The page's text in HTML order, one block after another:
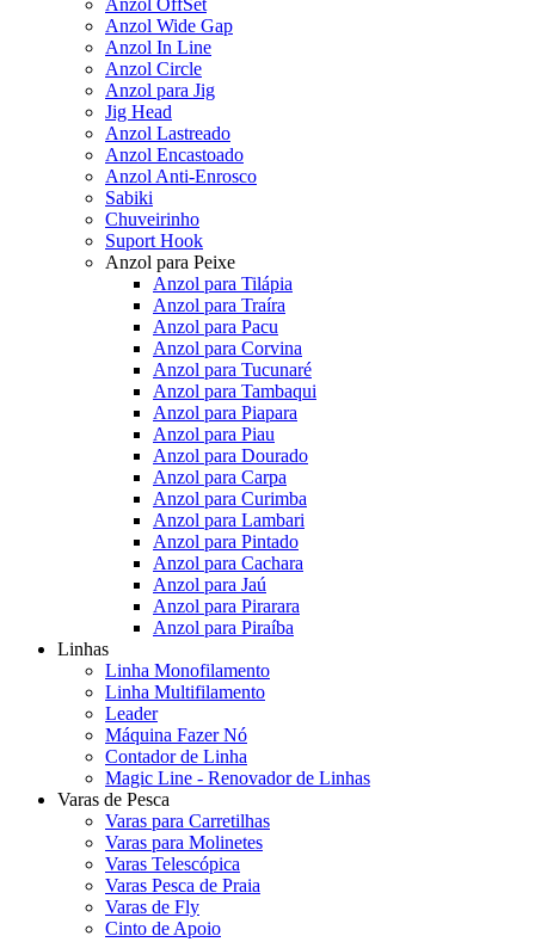
Anzol OffSet
Anzol Wide Gap
Anzol In Line
Anzol Circle
Anzol para Jig
Jig Head
Anzol Lastreado
Anzol Encastoado
Anzol Anti-Enrosco
Sabiki
Chuveirinho
Suport Hook
Anzol para Peixe
Anzol para Tilápia
Anzol para Traíra
Anzol para Pacu
Anzol para Corvina
Anzol para Tucunaré
Anzol para Tambaqui
Anzol para Piapara
Anzol para Piau
Anzol para Dourado
Anzol para Carpa
Anzol para Curimba
Anzol para Lambari
Anzol para Pintado
Anzol para Cachara
Anzol para Jaú
Anzol para Pirarara
Anzol para Piraíba
Linhas
Linha Monofilamento
Linha Multifilamento
Leader
Máquina Fazer Nó
Contador de Linha
Magic Line - Renovador de Linhas
Varas de Pesca
Varas para Carretilhas
Varas para Molinetes
Varas Telescópica
Varas Pesca de Praia
Varas de Fly
Cinto de Apoio